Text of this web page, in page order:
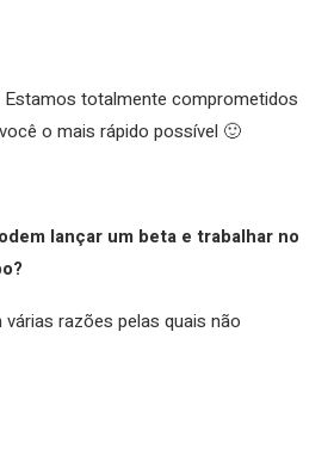
totalmente comprometidos
o mais rápido possível 🙂
lançar um beta e trabalhar no
razões pelas quais não